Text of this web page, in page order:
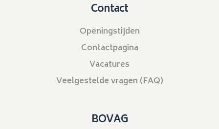
Contact
Openingstijden
Contactpagina
Vacatures
Veelgestelde vragen (FAQ)
BOVAG